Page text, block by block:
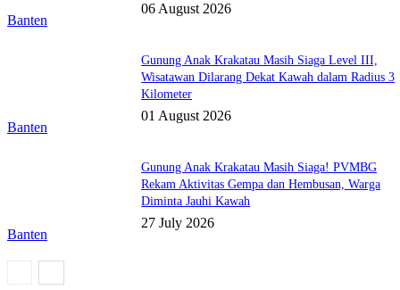
Banten
06 August 2026
Banten
Gunung Anak Krakatau Masih Siaga Level III,
Wisatawan Dilarang Dekat Kawah dalam Radius 3
Kilometer
01 August 2026
Banten
Gunung Anak Krakatau Masih Siaga! PVMBG
Rekam Aktivitas Gempa dan Hembusan, Warga
Diminta Jauhi Kawah
27 July 2026